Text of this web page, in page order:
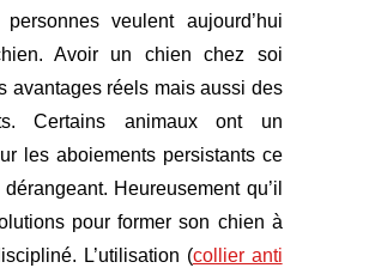
personnes veulent aujourd’hui
Avoir un chien chez soi
avantages réels mais aussi des
Certains animaux ont un
les aboiements persistants ce
Heureusement qu’il
pour former son chien à
L’utilisation (collier anti